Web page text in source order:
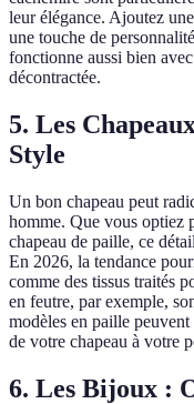
leur élégance. Ajoutez
une touche de
fonctionne aussi bien
décontractée.
5. Les
Style
Un bon chapeau peut
homme. Que vous optiez
chapeau de paille, ce
En 2026, la tendance
comme des tissus traités
en feutre, par exemple,
modèles en paille
de votre chapeau à votre
6. Les Bijoux :